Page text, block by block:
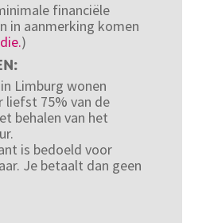
financiële
in aanmerking komen
)
Limburg wonen
liefst 75% van de
behalen van het
is bedoeld voor
Je betaalt dan geen